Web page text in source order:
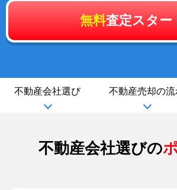
無料査定スター
不動産会社選び 不動産売却の流
不動産会社選びの